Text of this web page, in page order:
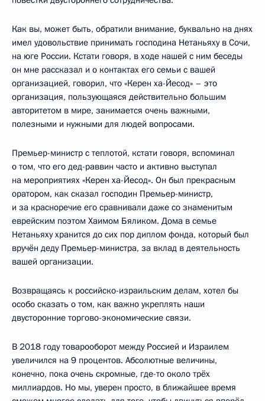
Как вы, может быть, обратили внимание, буквально на днях
имел удовольствие принимать господина Нетаньяху в Сочи,
на юге России. Кстати говоря, в ходе нашей с ним беседы
он мне рассказал и о контактах его семьи с вашей
организацией, говорил, что «Керен ха-Йесод» – это
организация, пользующаяся действительно большим
авторитетом в мире, занимается очень важными,
полезными и нужными для людей вопросами.
Премьер-министр с теплотой, кстати говоря, вспоминал
о том, что его дед-раввин часто и активно выступал
на мероприятиях «Керен ха-Йесод». Он был прекрасным
оратором, как сказал господин Премьер-министр,
и за красноречие его сравнивали даже со знаменитым
еврейским поэтом Хаимом Бяликом. Дома в семье
Нетаньяху хранится до сих пор диплом фонда, который был
вручён деду Премьер-министра, за вклад в деятельность
вашей организации.
Возвращаясь к российско-израильским делам, хотел бы
особо сказать о том, как важно укреплять наши
двусторонние торгово-экономические связи.
В 2018 году товарооборот между Россией и Израилем
увеличился на 9 процентов. Абсолютные величины,
конечно, пока очень скромные, где-то около трёх
миллиардов. Но мы, уверен просто, в ближайшее время